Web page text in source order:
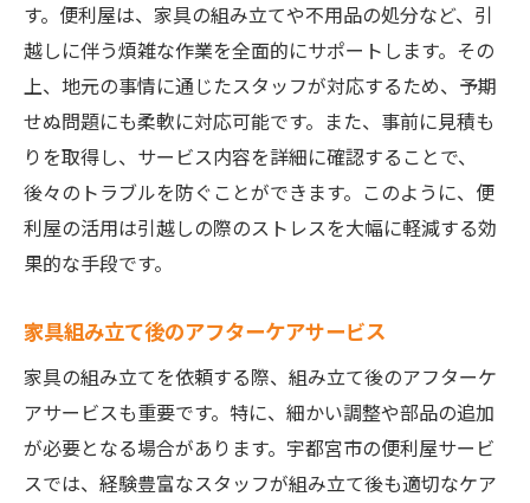
す。便利屋は、家具の組み立てや不用品の処分など、引
越しに伴う煩雑な作業を全面的にサポートします。その
上、地元の事情に通じたスタッフが対応するため、予期
せぬ問題にも柔軟に対応可能です。また、事前に見積も
りを取得し、サービス内容を詳細に確認することで、
後々のトラブルを防ぐことができます。このように、便
利屋の活用は引越しの際のストレスを大幅に軽減する効
果的な手段です。
家具組み立て後のアフターケアサービス
家具の組み立てを依頼する際、組み立て後のアフターケ
アサービスも重要です。特に、細かい調整や部品の追加
が必要となる場合があります。宇都宮市の便利屋サービ
スでは、経験豊富なスタッフが組み立て後も適切なケア